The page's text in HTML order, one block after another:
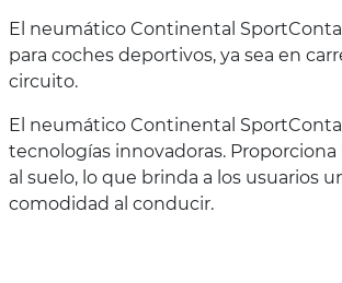
El neumático Continental
para coches deportivos, ya sea en
circuito.
El neumático Continental
tecnologías innovadoras.
al suelo, lo que brinda a los usuarios
comodidad al conducir.